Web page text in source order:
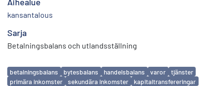
Aihealue
kansantalous
Sarja
Betalningsbalans och utlandsställning
Avainsanat
betalningsbalans bytesbalans handelsbalans varor
tjänster
primära inkomster
sekundära inkomster
kapitaltransfereringar